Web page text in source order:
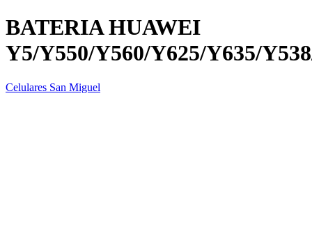
BATERIA HUAWEI
Y5/Y550/Y560/Y625/Y635/
Celulares San Miguel